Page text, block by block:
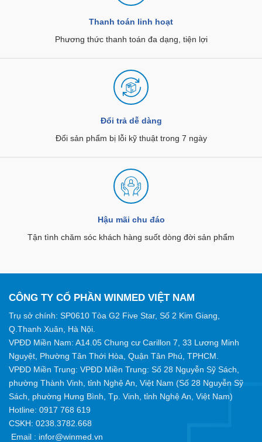
Thanh toán linh hoạt
Phương thức thanh toán đa dạng, tiện lợi
Đổi trả dễ dàng
Đổi sản phẩm bị lỗi kỹ thuật trong 7 ngày
Hậu mãi chu đáo
Tận tình chăm sóc khách hàng suốt dòng đời sản phẩm
CÔNG TY CỔ PHẦN WINMED VIỆT NAM
Trụ sở chính: SP0610 Tòa G2 Five Star, Số 2 Kim Giang,
Q.Thanh Xuân, Hà Nội.
VPĐD Miền Nam: A14.05 Chung cư Carillon 7, 33 Lương Minh
Nguyệt, Phường Tân Thới Hòa, Quận Tân Phú, TPHCM.
VPĐD Miền Trung: VPĐD Miền Trung: Số 28 Nguyễn Sỹ Sách,
phường Thành Vinh, tỉnh Nghệ An, Việt Nam (Số 28 Nguyễn Sỹ
Sách, phường Hưng Bình, Tp. Vinh, tỉnh Nghệ An, Việt Nam)
Hotline: 0917 768 619
CSKH: 0238.3782.668
Email : infor@winmed.vn